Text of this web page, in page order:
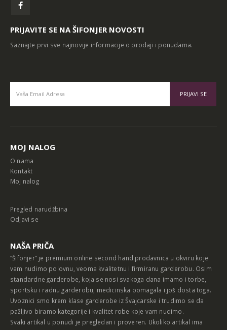
PRIJAVITE SE NA ŠIFONJER NOVOSTI
Saznajte prvi sve najnovije informacije o prodaji i ponudama.
MOJ NALOG
O nama
Kontakt
Moj nalog
Pregled narudžbina
Odjavi se
NAŠA PRIČA
“Šifonjer” je premium online second hand prodavnica u okviru koje
vam nudimo polovnu, veoma kvalitetnu i firmiranu garderobu. Osim
standardne garderobe, koja se nosi svakoga dana imamo i torbe,
sportsku i radnu garderobu, medicinska pomagala i još dosta toga.
Uvoznici smo krem klase garderobe iz Švajcarske i trudimo se da
pažljivo biramo kategorije i kvalitet robe koje vam nudimo.
Svaki artikal u ponudi je pregledan i proveren. Ukoliko artikal ima